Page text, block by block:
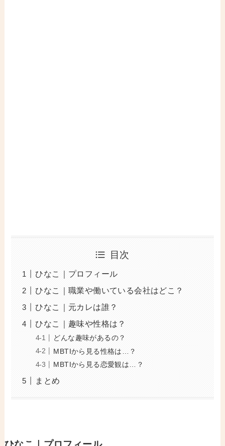
目次
ひなこ｜プロフィール
ひなこ｜職業や働いている会社はどこ？
ひなこ｜元カレは誰？
ひなこ｜趣味や性格は？
どんな趣味があるの？
MBTIから見る性格は…？
MBTIから見る恋愛観は…？
まとめ